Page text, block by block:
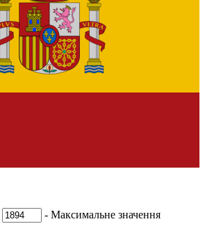
- Максимальне значення